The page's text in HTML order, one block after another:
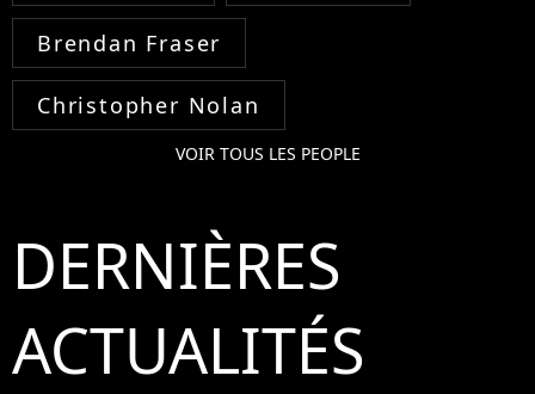
Brendan Fraser
Christopher Nolan
VOIR TOUS LES PEOPLE
DERNIÈRES
ACTUALITÉS